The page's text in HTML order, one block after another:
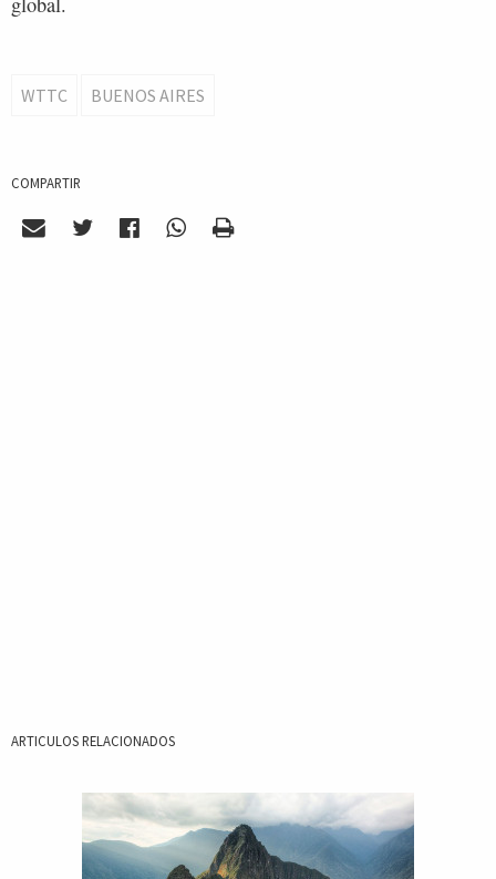
WTTC BUENOS AIRES
COMPARTIR
ARTICULOS RELACIONADOS